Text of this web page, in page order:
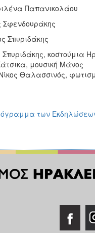
Παπανικολάου
Σφενδουράκης
Σπυριδάκης
Σπυριδάκης, κοστούμια
μουσική Μάνος
Θαλασσινός,
των